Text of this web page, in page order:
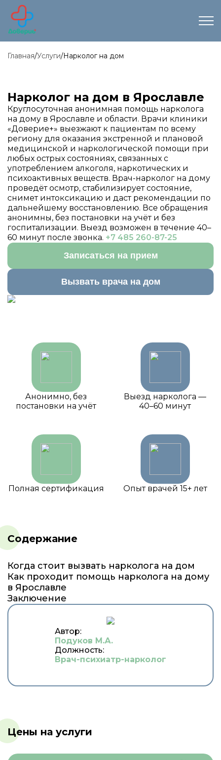
Главная/Услуги/Нарколог на дом
Нарколог на дом в Ярославле
Круглосуточная анонимная помощь нарколога
на дому в Ярославле и области. Врачи клиники
«Доверие+» выезжают к пациентам по всему
региону для оказания экстренной и плановой
медицинской и наркологической помощи при
любых острых состояниях, связанных с
употреблением алкоголя, наркотических и
психоактивных веществ. Врач-нарколог на дому
проведёт осмотр, стабилизирует состояние,
снимет интоксикацию и даст рекомендации по
дальнейшему восстановлению. Все обращения
анонимны, без постановки на учёт и без
госпитализации. Выезд возможен в течение 40–
60 минут после звонка. +7 485 260-87-25
Записаться на прием
Вызвать врача на дом
Анонимно, без
постановки на учёт
Выезд нарколога —
40–60 минут
Полная сертификация Опыт врачей 15+ лет
Содержание
Когда стоит вызвать нарколога на дом
Как проходит помощь нарколога на дому
в Ярославле
Заключение
Автор:
Подуков М.А.
Должность:
Врач-психиатр-нарколог
Цены на услуги